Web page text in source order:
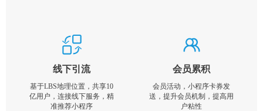
线下引流
基于LBS地理位置，共享10
亿用户，连接线下服务，精
准推荐小程序
会员累积
会员活动，小程序卡券发
送，提升会员机制，提高用
户粘性